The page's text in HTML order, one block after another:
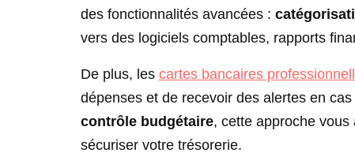
des fonctionnalités avancées :
vers des logiciels comptables, rapports
De plus, les cartes bancaires
dépenses et de recevoir des alertes en
contrôle budgétaire, cette approche
sécuriser votre trésorerie.